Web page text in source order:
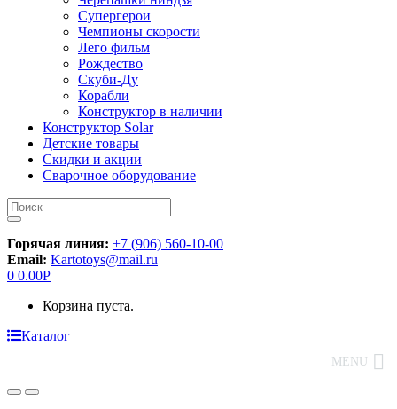
Супергерои
Чемпионы скорости
Лего фильм
Рождество
Скуби-Ду
Корабли
Конструктор в наличии
Конструктор Solar
Детские товары
Скидки и акции
Сварочное оборудование
Искать:
Горячая линия: +7 (906) 560-10-00
Email: Kartotoys@mail.ru
0 0.00Р
Корзина пуста.
Каталог
MENU